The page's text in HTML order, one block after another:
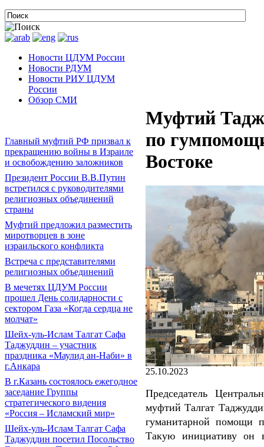
Новости ЦДУМ России
Новости РДУМ
Новости РИУ ЦДУМ
России
Обзор СМИ
Главный муфтий РФ призвал к
прекращению войны в Израиле
и освобождению заложников
Президент России В.В.Путин
встретился с руководителями
религиозных объединений
страны
Муфтий предложил разместить
миротворцев в зоне
израильского конфликта
Встреча с представителями
религиозных объединений
В мечетях ЦДУМ России
прошел День солидарности с
сектором Газа «Когда сердца не
молчат»
Шейх-уль-Ислам Талгат Сафа
Таджуддин – участник
праздника «Маулид ан-Наби» в
г.Анкара
В г.Казань состоялось ежегодное
заседание Группы
стратегического видения
«Россия – Исламский мир»
Шейх-уль-Ислам Талгат Сафа
Таджуддин посетил Посольство
Муфтий
по
Востоке
25.10.2023
Председатель
муфтий Талгат
гуманитарной помощи
Такую инициативу он